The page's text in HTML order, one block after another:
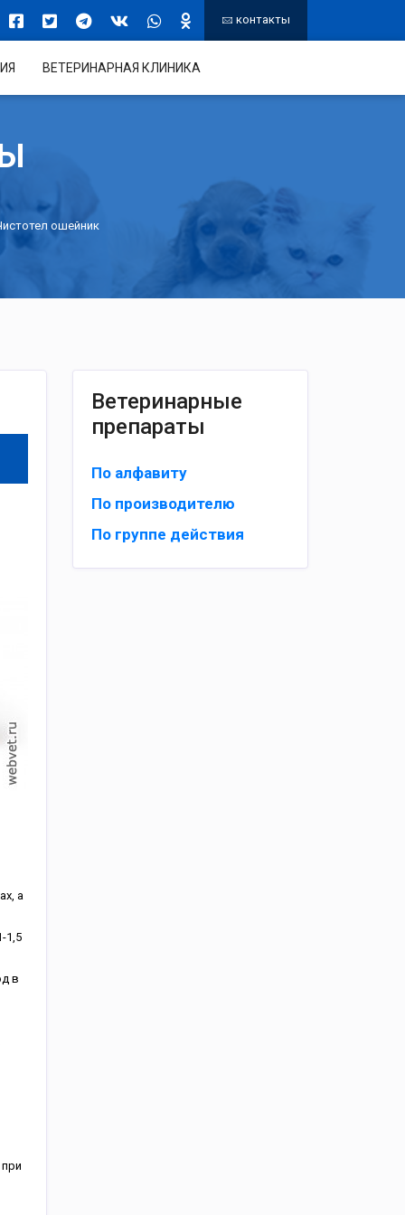
контакты
ВЕТЕРИНАРНАЯ КЛИНИКА
ошейник
Ветеринарные
препараты
По алфавиту
По производителю
По группе действия
а
1,5
в